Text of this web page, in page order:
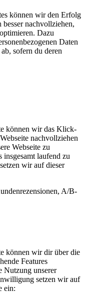
können wir den Erfolg
nachvollziehen,
Dazu
Daten
sofern du deren
können wir das Klick-
nachvollziehen
Webseite zu
insgesamt laufend zu
wir auf dieser
A/B-
können wir dir über die
Features
Nutzung unserer
setzen wir auf
ein: